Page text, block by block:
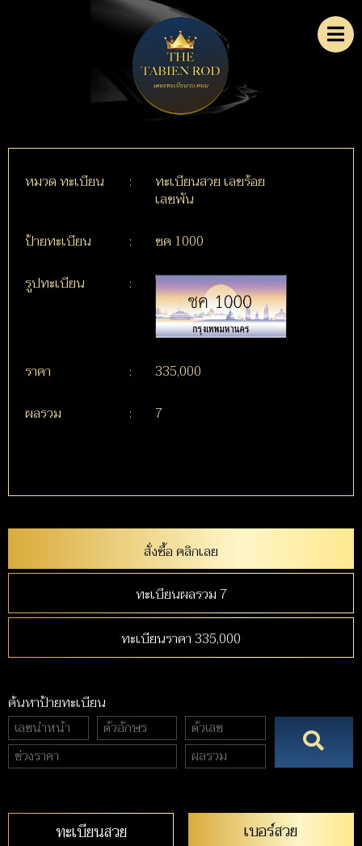
หมวด ทะเบียน : ทะเบียนสวย เลขร้อย
เลขพัน
ป้ายทะเบียน
:
ชค 1000
รูปทะเบียน
:
ราคา :
335,000
ผลรวม
: 7
สั่งซื้อ คลิกเลย
ทะเบียนผลรวม 7
ทะเบียนราคา 335,000
ค้นหาป้ายทะเบียน
ทะเบียนสวย เบอร์สวย